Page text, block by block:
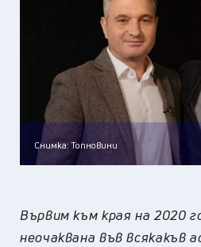
Снимка: Топновини
Вървим към края на 2020
неочаквана във всякакъв